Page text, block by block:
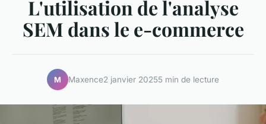
L'utilisation de l'analyse
SEM dans le e-commerce
M Maxence2 janvier 20255 min de lecture